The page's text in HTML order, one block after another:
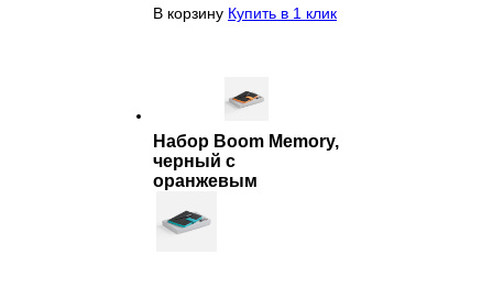
В корзину Купить в 1 клик
Набор Boom Memory,
черный с
оранжевым